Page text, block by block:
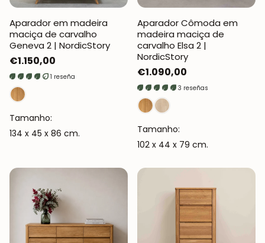
Aparador em madeira
maciça de carvalho
Geneva 2 | NordicStory
Preço
normal
€1.150,00
1 reseña
Tamanho:
134 x 45 x 86 cm.
Aparador Cômoda em
madeira maciça de
carvalho Elsa 2 |
NordicStory
Preço
normal
€1.090,00
3 reseñas
Tamanho:
102 x 44 x 79 cm.